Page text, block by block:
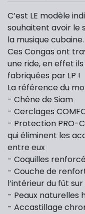
C’est LE modèle
souhaitent avoir le
la musique cubaine.
Ces Congas ont
une ride, en effet
fabriquées par LP !
La référence du
- Chêne de Siam
- Cerclages
- Protection PRO-
qui éliminent les
entre eux
- Coquilles
- Couche de
l’intérieur du fût
- Peaux naturelles
- Accastillage